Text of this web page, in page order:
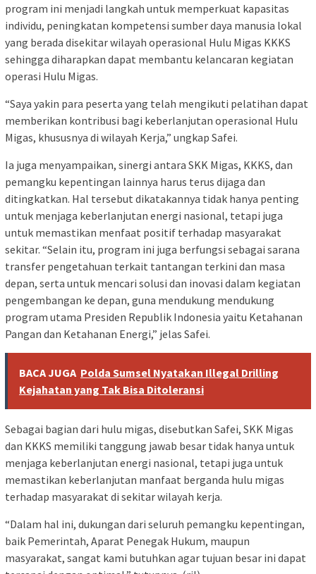
program ini menjadi langkah untuk memperkuat kapasitas
individu, peningkatan kompetensi sumber daya manusia lokal
yang berada disekitar wilayah operasional Hulu Migas KKKS
sehingga diharapkan dapat membantu kelancaran kegiatan
operasi Hulu Migas.
“Saya yakin para peserta yang telah mengikuti pelatihan dapat
memberikan kontribusi bagi keberlanjutan operasional Hulu
Migas, khususnya di wilayah Kerja,” ungkap Safei.
Ia juga menyampaikan, sinergi antara SKK Migas, KKKS, dan
pemangku kepentingan lainnya harus terus dijaga dan
ditingkatkan. Hal tersebut dikatakannya tidak hanya penting
untuk menjaga keberlanjutan energi nasional, tetapi juga
untuk memastikan menfaat positif terhadap masyarakat
sekitar. “Selain itu, program ini juga berfungsi sebagai sarana
transfer pengetahuan terkait tantangan terkini dan masa
depan, serta untuk mencari solusi dan inovasi dalam kegiatan
pengembangan ke depan, guna mendukung mendukung
program utama Presiden Republik Indonesia yaitu Ketahanan
Pangan dan Ketahanan Energi,” jelas Safei.
BACA JUGA Polda Sumsel Nyatakan Illegal Drilling
Kejahatan yang Tak Bisa Ditoleransi
Sebagai bagian dari hulu migas, disebutkan Safei, SKK Migas
dan KKKS memiliki tanggung jawab besar tidak hanya untuk
menjaga keberlanjutan energi nasional, tetapi juga untuk
memastikan keberlanjutan manfaat berganda hulu migas
terhadap masyarakat di sekitar wilayah kerja.
“Dalam hal ini, dukungan dari seluruh pemangku kepentingan,
baik Pemerintah, Aparat Penegak Hukum, maupun
masyarakat, sangat kami butuhkan agar tujuan besar ini dapat